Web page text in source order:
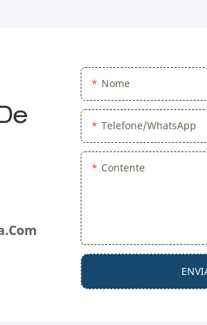
Nome
Telefone/WhatsApp
Contente